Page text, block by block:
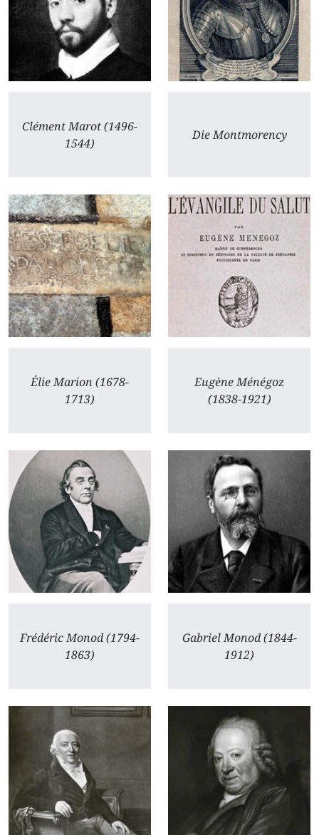
Clément Marot (1496-
1544)
Die Montmorency
Élie Marion (1678-
1713)
Eugène Ménégoz
(1838-1921)
Frédéric Monod (1794-
1863)
Gabriel Monod (1844-
1912)